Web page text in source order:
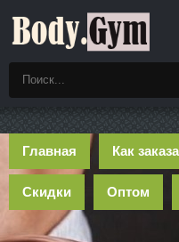
Главная Как
Скидки Оптом